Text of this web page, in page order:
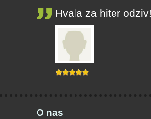
Hvala za hiter odziv!
O nas